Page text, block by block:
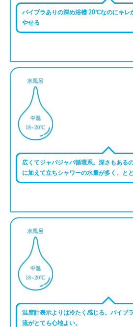
バイブラありの深め浴槽 20℃なのにキレ
やせる
広くてジャバジャバ循環系。深さもある
に加えて立ちシャワーの水量が多く、と
温度計表示よりは冷たく感じる。バイブ
流がとても心地よい。